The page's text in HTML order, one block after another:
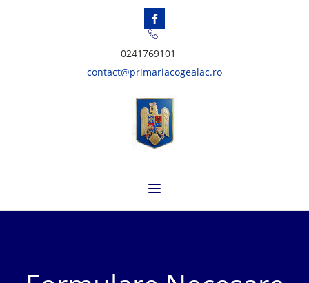
0241769101
contact@primariacogealac.ro